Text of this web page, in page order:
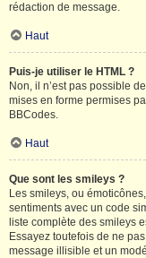
rédaction de message.
Haut
Puis-je utiliser le HTML ?
Non, il n’est pas possible
mises en forme permises
BBCodes.
Haut
Que sont les smileys ?
Les smileys, ou
sentiments avec un code
liste complète des smileys
Essayez toutefois de ne
message illisible et un